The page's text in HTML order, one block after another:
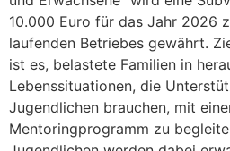
10.000 Euro für das Jahr 2026
laufenden Betriebes gewährt.
ist es, belastete Familien in
Lebenssituationen, die
Jugendlichen brauchen, mit
Mentoringprogramm zu